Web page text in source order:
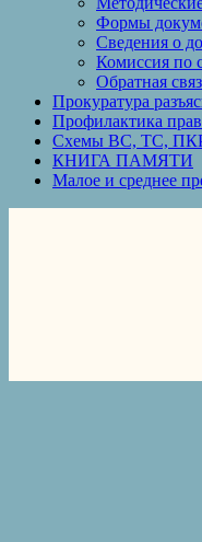
Формы
Сведения о
Комиссия по
Обратная
Прокуратура
Профилактика
Схемы ВС, ТС,
КНИГА ПАМЯТИ
Малое и среднее